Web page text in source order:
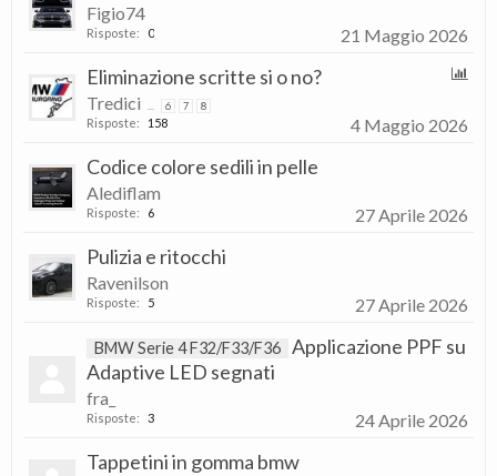
Figio74
Risposte: 0 21 Maggio 2026
Eliminazione scritte si o no?
Tredici 6 7 8
Risposte: 158 4 Maggio 2026
Codice colore sedili in pelle
Alediflam
Risposte: 6 27 Aprile 2026
Pulizia e ritocchi
Ravenilson
Risposte: 5 27 Aprile 2026
BMW Serie 4 F32/F33/F36 Applicazione PPF su
Adaptive LED segnati
fra_
Risposte: 3 24 Aprile 2026
Tappetini in gomma bmw